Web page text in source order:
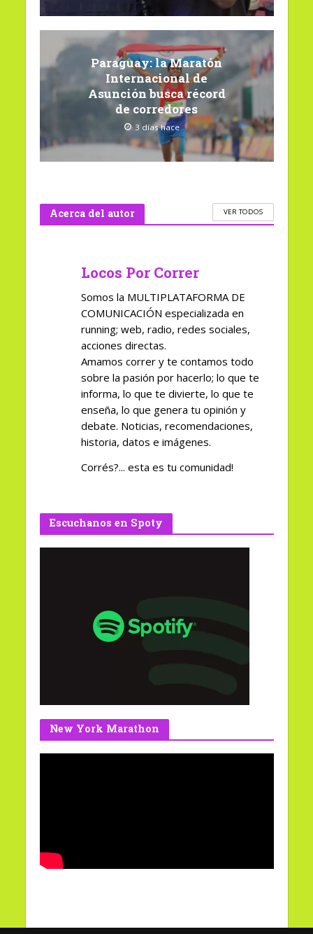
Paraguay: la Maratón
Internacional de
Asunción busca récord
de corredores
3 días hace
Acerca del autor VER TODOS
Locos Por Correr
Somos la MULTIPLATAFORMA DE
COMUNICACIÓN especializada en
running; web, radio, redes sociales,
acciones directas.
Amamos correr y te contamos todo
sobre la pasión por hacerlo; lo que te
informa, lo que te divierte, lo que te
enseña, lo que genera tu opinión y
debate. Noticias, recomendaciones,
historia, datos e imágenes.
Corrés?... esta es tu comunidad!
Escuchanos en Spoty
New York Marathon